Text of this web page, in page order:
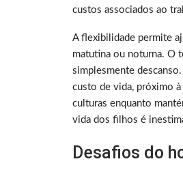
custos associados ao
A flexibilidade permite
matutina ou noturna. O
simplesmente
custo de vida, próximo
culturas enquanto
vida dos filhos é
Desafios do